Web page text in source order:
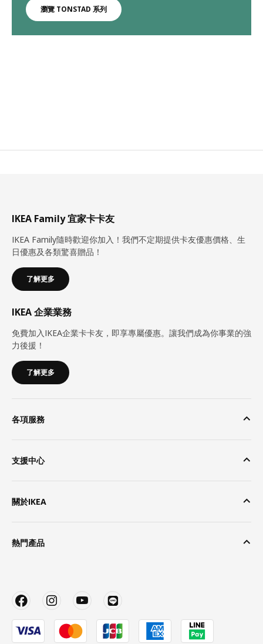
瀏覽 TONSTAD 系列
IKEA Family 宜家卡卡友
IKEA Family隨時歡迎你加入！我們不定期提供卡友優惠價格、生
日優惠及各類驚喜贈品！
了解更多
IKEA 企業業務
免費加入IKEA企業卡卡友，即享專屬優惠。讓我們成為你事業的強
力後援！
了解更多
各項服務
支援中心
關於IKEA
熱門產品